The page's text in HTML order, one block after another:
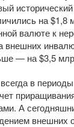
на $1,8
валюте к
внешних
— на $3,5
в
А
внешних